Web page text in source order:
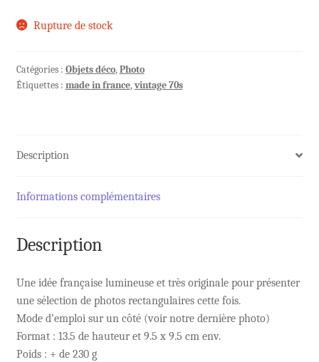
Rupture de stock
Catégories : Objets déco,Photo
Étiquettes : made in france,vintage 70s
Description
Informations complémentaires
Description
Une idée française lumineuse et très originale pour présenter
une sélection de photos rectangulaires cette fois.
Mode d’emploi sur un côté (voir notre dernière photo)
Format : 13.5 de hauteur et 9.5 x 9.5 cm env.
Poids : + de 230 g